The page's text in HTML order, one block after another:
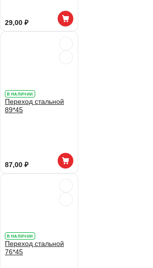
29,00 ₽
В НАЛИЧИИ
Переход стальной
89*45
87,00 ₽
В НАЛИЧИИ
Переход стальной
76*45